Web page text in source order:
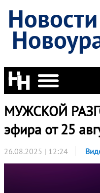
Новости
МУЖСКОЙ
эфира от 25
26.08.2025 | 12:24